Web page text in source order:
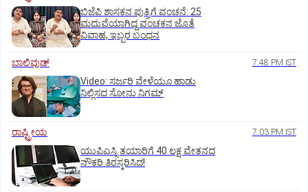
ಬಿಜೆಪಿ ಶಾಸಕನ ಪುತ್ರಿಗೆ ವಂಚನೆ: 25
ಮದುವೆಯಾಗಿದ್ದ ವಂಚಕನ ಜೊತೆ
ವಿವಾಹ, ಇಬ್ಬರ ಬಂಧನ
ಬಾಲಿವುಡ್‌ 7:48 PM IST
‌Video: ಸರ್ಜರಿ ವೇಳೆಯೂ ಹಾಡು
ನಿಲ್ಲಿಸದ ಸೋನು ನಿಗಮ್
ರಾಷ್ಟ್ರೀಯ 7:03 PM IST
ಯುಪಿಎಸ್ಸಿ ತಯಾರಿಗೆ 40 ಲಕ್ಷ ವೇತನದ
ನೌಕರಿ ತಿರಸ್ಕರಿಸಿದ!